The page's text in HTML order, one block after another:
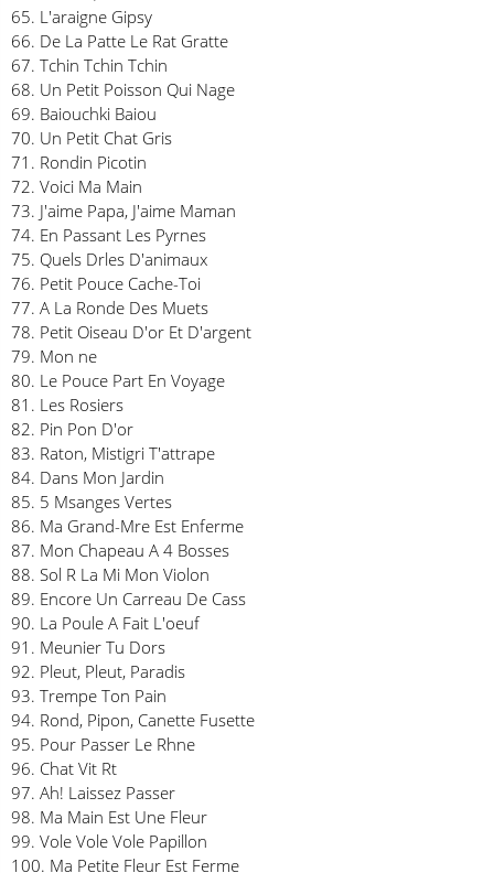
65. L'araigne Gipsy
66. De La Patte Le Rat Gratte
67. Tchin Tchin Tchin
68. Un Petit Poisson Qui Nage
69. Baiouchki Baiou
70. Un Petit Chat Gris
71. Rondin Picotin
72. Voici Ma Main
73. J'aime Papa, J'aime Maman
74. En Passant Les Pyrnes
75. Quels Drles D'animaux
76. Petit Pouce Cache-Toi
77. A La Ronde Des Muets
78. Petit Oiseau D'or Et D'argent
79. Mon ne
80. Le Pouce Part En Voyage
81. Les Rosiers
82. Pin Pon D'or
83. Raton, Mistigri T'attrape
84. Dans Mon Jardin
85. 5 Msanges Vertes
86. Ma Grand-Mre Est Enferme
87. Mon Chapeau A 4 Bosses
88. Sol R La Mi Mon Violon
89. Encore Un Carreau De Cass
90. La Poule A Fait L'oeuf
91. Meunier Tu Dors
92. Pleut, Pleut, Paradis
93. Trempe Ton Pain
94. Rond, Pipon, Canette Fusette
95. Pour Passer Le Rhne
96. Chat Vit Rt
97. Ah! Laissez Passer
98. Ma Main Est Une Fleur
99. Vole Vole Vole Papillon
100. Ma Petite Fleur Est Ferme